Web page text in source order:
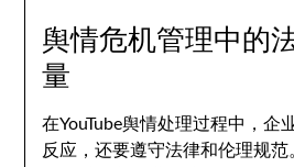
舆情危机管理中的
量
在YouTube舆情处理过程中，企
反应，还要遵守法律和伦理规